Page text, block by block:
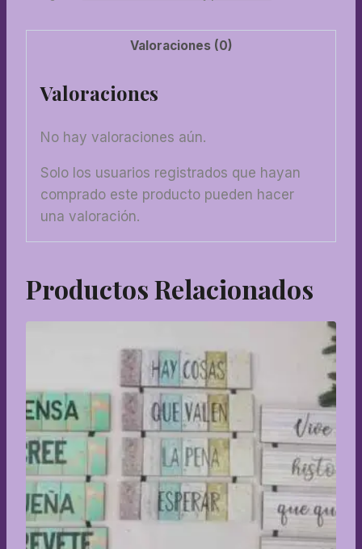
Valoraciones (0)
Valoraciones
No hay valoraciones aún.
Solo los usuarios registrados que hayan
comprado este producto pueden hacer
una valoración.
Productos Relacionados